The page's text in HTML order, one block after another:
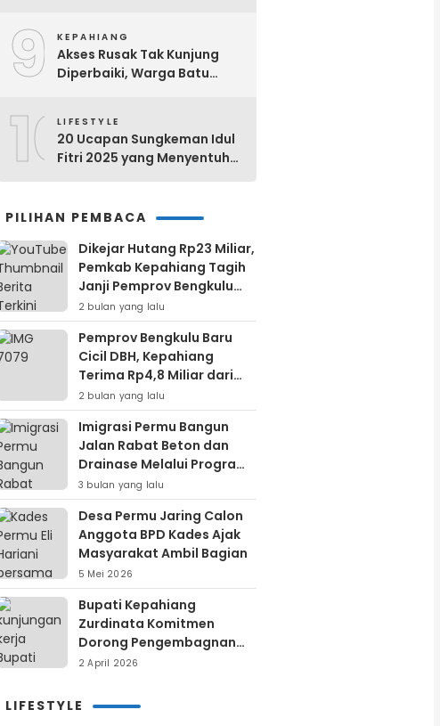
9 KEPAHIANG
Akses Rusak Tak Kunjung
Diperbaiki, Warga Batu
10LIFESTYLE
20 Ucapan Sungkeman Idul
Fitri 2025 yang Menyentuh
PILIHAN PEMBACA
Dikejar Hutang Rp23 Miliar,
Pemkab Kepahiang Tagih
Janji Pemprov Bengkulu
Cairkan DBH
2 bulan yang lalu
Pemprov Bengkulu Baru
Cicil DBH, Kepahiang
Terima Rp4,8 Miliar dari
Piutang Rp24 Miliar
2 bulan yang lalu
Imigrasi Permu Bangun
Jalan Rabat Beton dan
Drainase Melalui Program
Padat Karya Tunai
3 bulan yang lalu
Desa Permu Jaring Calon
Anggota BPD Kades Ajak
Masyarakat Ambil Bagian
5 Mei 2026
Bupati Kepahiang
Zurdinata Komitmen
Dorong Pengembagnan
Energi Terbarukan,
PLN Pusat
2 April 2026
LIFESTYLE